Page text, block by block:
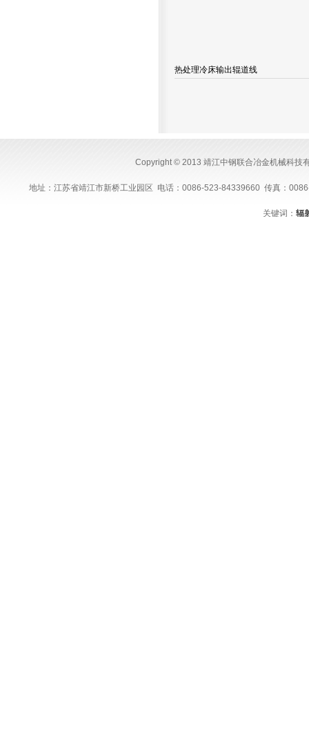
热处理冷床输出辊道线
Copyright © 2013 靖江中钢联合冶金机械科技
地址：江苏省靖江市新桥工业园区 电话：0086-523-84339660 传真：
关键词：辐